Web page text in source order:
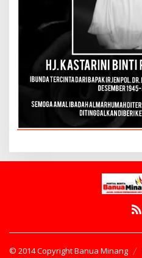
© 2014 Copyright Banua Minang